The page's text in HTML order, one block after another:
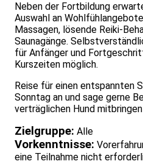
Neben der Fortbildung
Auswahl an
Massagen, lösende Reiki-
Saunagänge.
für Anfänger und
Kurszeiten möglich.
Reise für einen entspannten
Sonntag an und sage gerne
verträglichen Hund
Zielgruppe: Alle
Vorkenntnisse:
eine Teilnahme nicht